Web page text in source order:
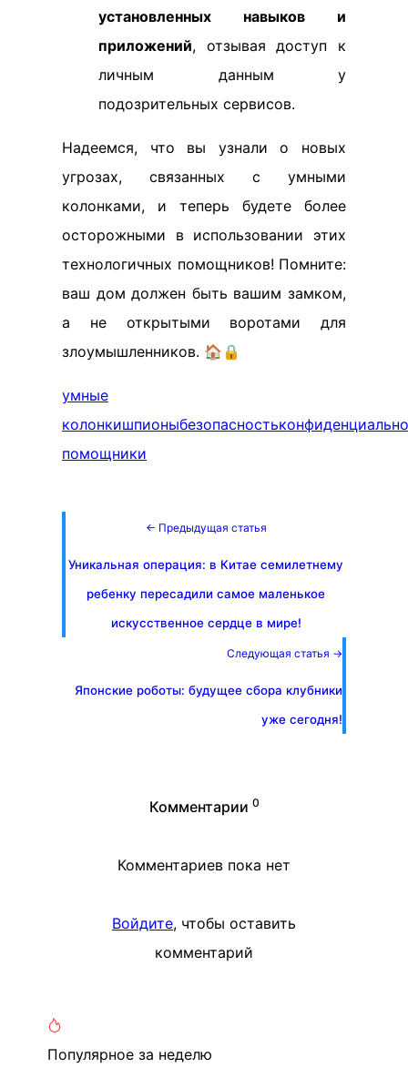
установленных навыков и
приложений, отзывая доступ к
личным данным у
подозрительных сервисов.
Надеемся, что вы узнали о новых
угрозах, связанных с умными
колонками, и теперь будете более
осторожными в использовании этих
технологичных помощников! Помните:
ваш дом должен быть вашим замком,
а не открытыми воротами для
злоумышленников. 🏠🔒
умные
колонкишпионыбезопасность
помощники
← Предыдущая статья
Уникальная операция: в Китае семилетнему
ребенку пересадили самое маленькое
искусственное сердце в мире!
Следующая статья →
Японские роботы: будущее сбора клубники
уже сегодня!
Комментарии 0
Комментариев пока нет
Войдите, чтобы оставить
комментарий
Популярное за неделю